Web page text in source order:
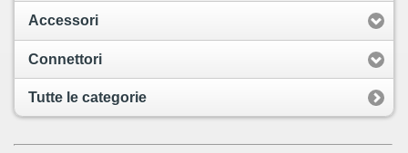
Accessori
Connettori
Tutte le categorie